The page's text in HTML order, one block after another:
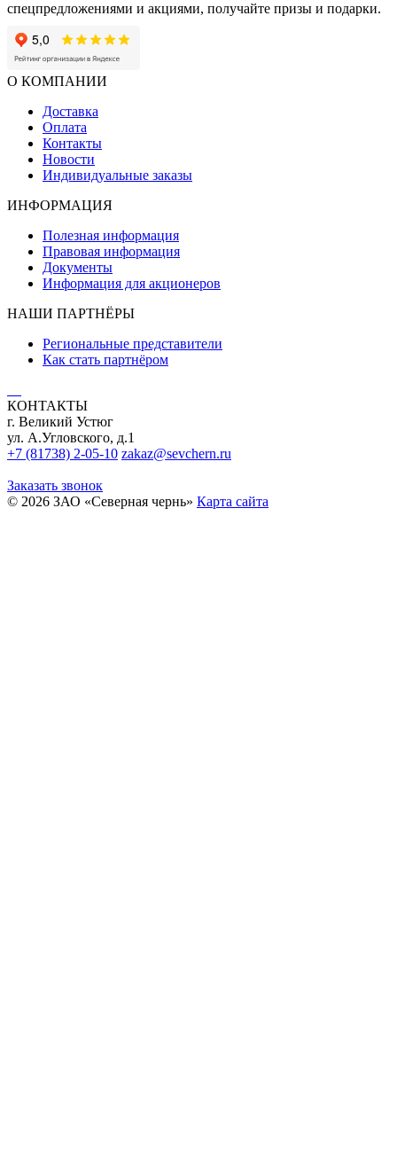
спецпредложениями и акциями, получайте призы и подарки.
О КОМПАНИИ
Доставка
Оплата
Контакты
Новости
Индивидуальные заказы
ИНФОРМАЦИЯ
Полезная информация
Правовая информация
Документы
Информация для акционеров
НАШИ ПАРТНЁРЫ
Региональные представители
Как стать партнёром
КОНТАКТЫ
г. Великий Устюг
ул. А.Угловского, д.1
+7 (81738) 2-05-10 zakaz@sevchern.ru
Заказать звонок
© 2026 ЗАО «Северная чернь» Карта сайта